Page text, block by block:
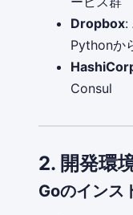
Dropbox:
Pythonか
Consul
2. 開発環
Goのインス